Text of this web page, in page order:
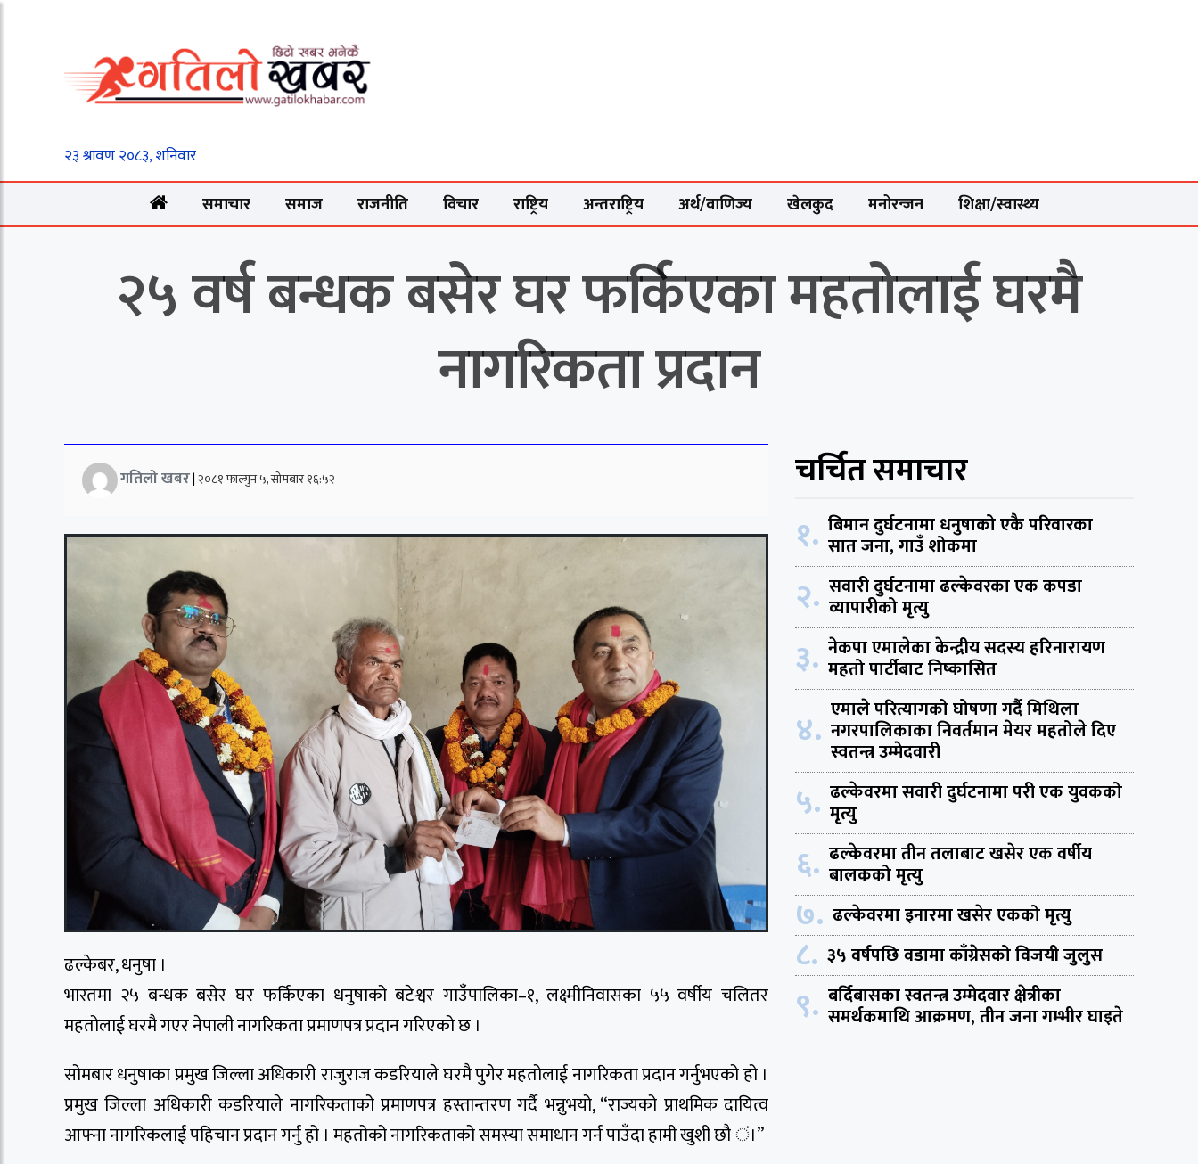
समाचार समाज राजनीति विचार राष्ट्रिय अन्तराष्ट्रिय अर्थ/वाणिज्य खेलकुद मनोरन्जन शिक्षा/स्वास्थ्य
२५ वर्ष बन्धक बसेर घर फर्किएका महतोलाई घरमै
नागरिकता प्रदान
गतिलो खबर|२०८१ फाल्गुन ५, सोमबार १६:५२
ढल्केबर, धनुषा ।
भारतमा २५ बन्धक बसेर घर फर्किएका धनुषाको बटेश्वर गाउँपालिका–१, लक्ष्मीनिवासका ५५ वर्षीय चलितर
महतोलाई घरमै गएर नेपाली नागरिकता प्रमाणपत्र प्रदान गरिएको छ ।
सोमबार धनुषाका प्रमुख जिल्ला अधिकारी राजुराज कडरियाले घरमै पुगेर महतोलाई नागरिकता प्रदान गर्नुभएको हो ।
प्रमुख जिल्ला अधिकारी कडरियाले नागरिकताको प्रमाणपत्र हस्तान्तरण गर्दै भन्नुभयो, “राज्यको प्राथमिक दायित्व
आफ्ना नागरिकलाई पहिचान प्रदान गर्नु हो । महतोको नागरिकताको समस्या समाधान गर्न पाउँदा हामी खुशी छौ ं।”
चर्चित समाचार
१. बिमान दुर्घटनामा धनुषाको एकै परिवारका
सात जना, गाउँ शोकमा
२. सवारी दुर्घटनामा ढल्केवरका एक कपडा
व्यापारीको मृत्यु
३. नेकपा एमालेका केन्द्रीय सदस्य हरिनारायण
महतो पार्टीबाट निष्कासित
४. एमाले परित्यागको घोषणा गर्दै मिथिला
नगरपालिकाका निवर्तमान मेयर महतोले दिए
स्वतन्त्र उम्मेदवारी
५. ढल्केवरमा सवारी दुर्घटनामा परी एक युवकको
मृत्यु
६. ढल्केवरमा तीन तलाबाट खसेर एक वर्षीय
बालकको मृत्यु
७. ढल्केवरमा इनारमा खसेर एकको मृत्यु
८. ३५ वर्षपछि वडामा काँग्रेसको विजयी जुलुस
९. बर्दिबासका स्वतन्त्र उम्मेदवार क्षेत्रीका
समर्थकमाथि आक्रमण, तीन जना गम्भीर घाइते